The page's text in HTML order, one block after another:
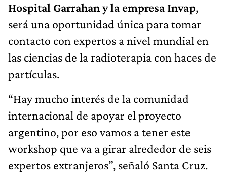
Hospital Garrahan y la empresa Invap,
será una oportunidad única para tomar
contacto con expertos a nivel mundial en
las ciencias de la radioterapia con haces de
partículas.
“Hay mucho interés de la comunidad
internacional de apoyar el proyecto
argentino, por eso vamos a tener este
workshop que va a girar alrededor de seis
expertos extranjeros”, señaló Santa Cruz.